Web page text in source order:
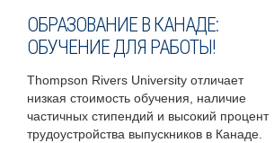
ОБРАЗОВАНИЕ В КАНАДЕ:
ОБУЧЕНИЕ ДЛЯ РАБОТЫ!
Thompson Rivers University отличает
низкая стоимость обучения, наличие
частичных стипендий и высокий процент
трудоустройства выпускников в Канаде.